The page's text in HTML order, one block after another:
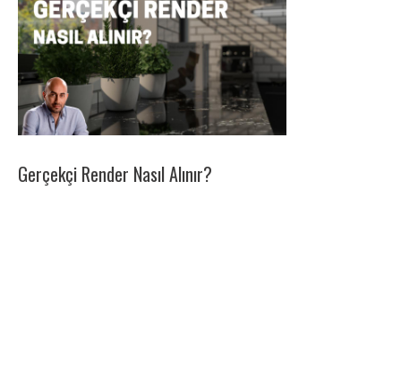
Gerçekçi Render Nasıl Alınır?